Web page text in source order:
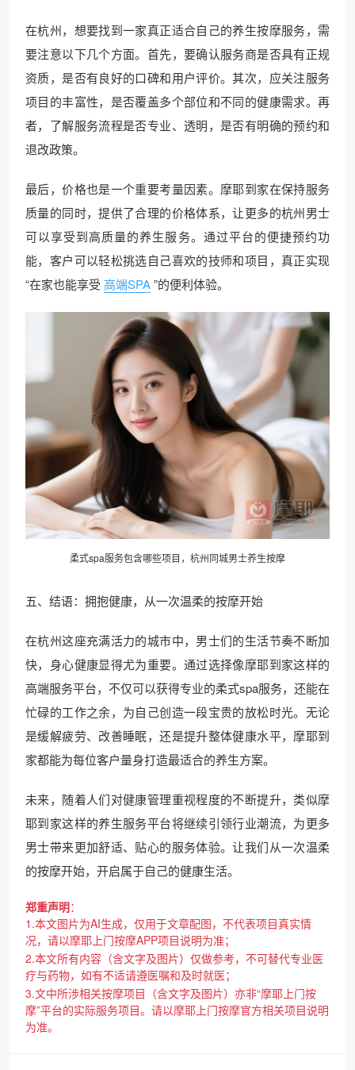
在杭州，想要找到一家真正适合自己的养生按摩服务，需
要注意以下几个方面。首先，要确认服务商是否具有正规
资质，是否有良好的口碑和用户评价。其次，应关注服务
项目的丰富性，是否覆盖多个部位和不同的健康需求。再
者，了解服务流程是否专业、透明，是否有明确的预约和
退改政策。
最后，价格也是一个重要考量因素。摩耶到家在保持服务
质量的同时，提供了合理的价格体系，让更多的杭州男士
可以享受到高质量的养生服务。通过平台的便捷预约功
能，客户可以轻松挑选自己喜欢的技师和项目，真正实现
“在家也能享受 高端SPA”的便利体验。
柔式spa服务包含哪些项目，杭州同城男士养生按摩
五、结语：拥抱健康，从一次温柔的按摩开始
在杭州这座充满活力的城市中，男士们的生活节奏不断加
快，身心健康显得尤为重要。通过选择像摩耶到家这样的
高端服务平台，不仅可以获得专业的柔式spa服务，还能在
忙碌的工作之余，为自己创造一段宝贵的放松时光。无论
是缓解疲劳、改善睡眠，还是提升整体健康水平，摩耶到
家都能为每位客户量身打造最适合的养生方案。
未来，随着人们对健康管理重视程度的不断提升，类似摩
耶到家这样的养生服务平台将继续引领行业潮流，为更多
男士带来更加舒适、贴心的服务体验。让我们从一次温柔
的按摩开始，开启属于自己的健康生活。
郑重声明：
1.本文图片为AI生成，仅用于文章配图，不代表项目真实情
况，请以摩耶上门按摩APP项目说明为准；
2.本文所有内容（含文字及图片）仅做参考，不可替代专业医
疗与药物，如有不适请遵医嘱和及时就医；
3.文中所涉相关按摩项目（含文字及图片）亦非“摩耶上门按
摩”平台的实际服务项目。请以摩耶上门按摩官方相关项目说明
为准。